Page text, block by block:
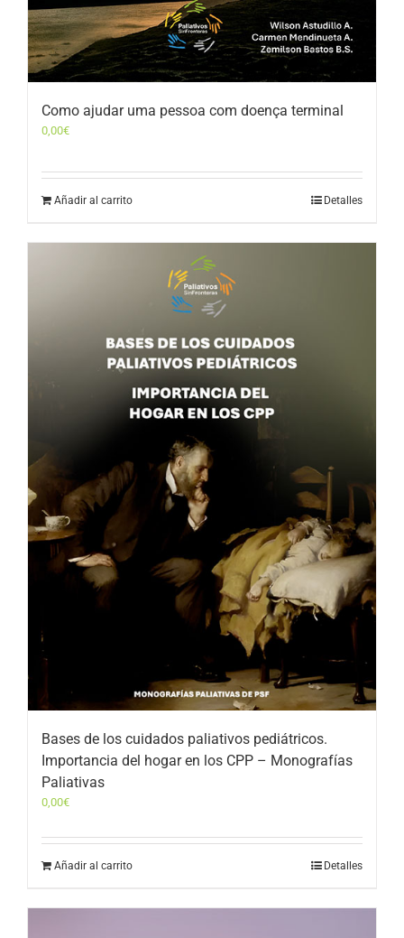
Como ajudar uma pessoa com doença terminal
0,00€
Añadir al carrito Detalles
Bases de los cuidados paliativos pediátricos.
Importancia del hogar en los CPP – Monografías
Paliativas
0,00€
Añadir al carrito Detalles